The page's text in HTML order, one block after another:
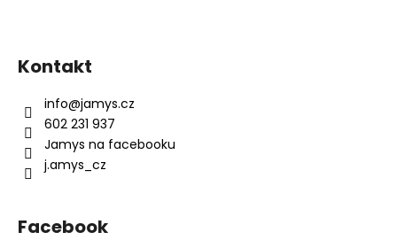
Kontakt
info@jamys.cz
602 231 937
Jamys na facebooku
j.amys_cz
Facebook